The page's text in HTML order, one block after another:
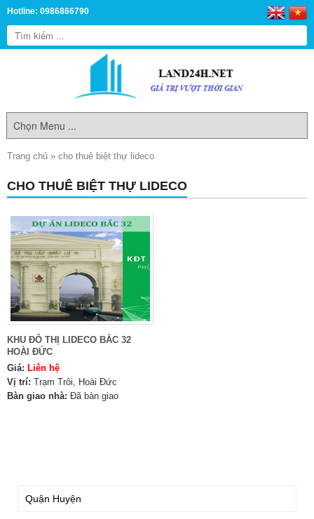
Hotline: 0986866790
Trang chủ » cho thuê biệt thự lideco
CHO THUÊ BIỆT THỰ LIDECO
KHU ĐÔ THỊ LIDECO BẮC 32
HOÀI ĐỨC
Giá: Liên hệ
Vị trí: Trạm Trôi, Hoài Đức
Bàn giao nhà: Đã bàn giao